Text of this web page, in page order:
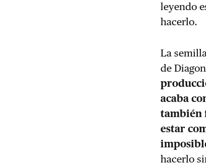
leyendo
hacerlo.
La
de
acaba
también
estar
hacerlo